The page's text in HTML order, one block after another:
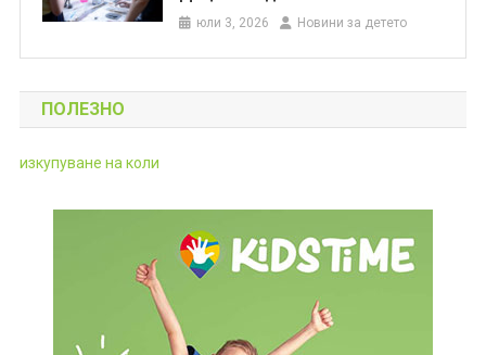
юли 3, 2026 Новини за детето
ПОЛЕЗНО
изкупуване на коли